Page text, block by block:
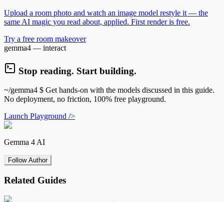
Upload a room photo and watch an image model restyle it — the
same AI magic you read about, applied. First render is free.
Try a free room makeover
gemma4 — interact
Stop reading. Start building.
~/gemma4 $ Get hands-on with the models discussed in this guide.
No deployment, no friction, 100% free playground.
Launch Playground />
Gemma 4 AI
Follow Author
Related Guides